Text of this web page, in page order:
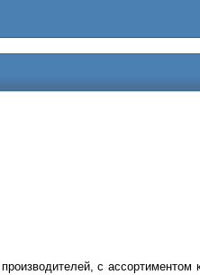
с ассортиментом